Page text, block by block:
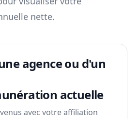
nette.
agence ou d'un
actuelle
avec votre affiliation